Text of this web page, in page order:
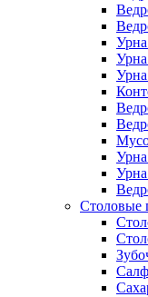
Урна
Урна
Столовые